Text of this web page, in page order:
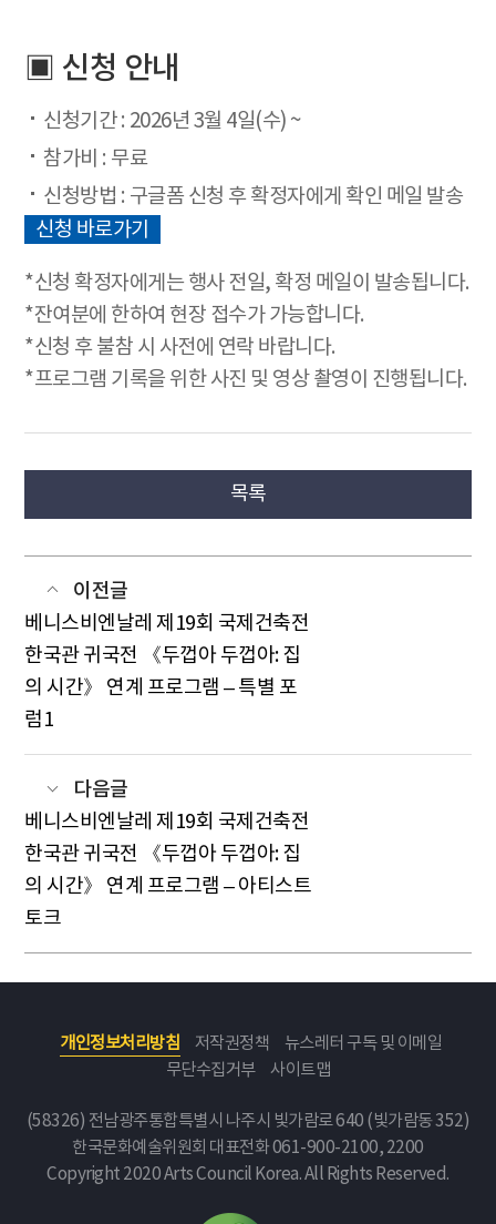
▣ 신청 안내
신청기간 : 2026년 3월 4일(수) ~
참가비 : 무료
신청방법 : 구글폼 신청 후 확정자에게 확인 메일 발송
신청 바로가기
*신청 확정자에게는 행사 전일, 확정 메일이 발송됩니다.
*잔여분에 한하여 현장 접수가 가능합니다.
*신청 후 불참 시 사전에 연락 바랍니다.
*프로그램 기록을 위한 사진 및 영상 촬영이 진행됩니다.
목록
이전글
베니스비엔날레 제19회 국제건축전
한국관 귀국전 《두껍아 두껍아: 집
의 시간》 연계 프로그램 – 특별 포
럼1
다음글
베니스비엔날레 제19회 국제건축전
한국관 귀국전 《두껍아 두껍아: 집
의 시간》 연계 프로그램 – 아티스트
토크
개인정보처리방침 저작권정책
뉴스레터 구독 및 이메일
무단수집거부
사이트맵
(58326) 전남광주통합특별시 나주시 빛가람로 640 (빛가람동 352)
한국문화예술위원회 대표전화 061-900-2100, 2200
Copyright 2020 Arts Council Korea. All Rights Reserved.